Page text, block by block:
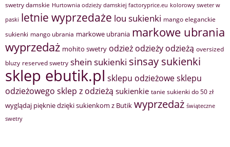
swetry damskie Hurtownia odzieży damskiej factoryprice.eu kolorowy sweter w
paski letnie wyprzedaże lou sukienki mango eleganckie
sukienki mango ubrania markowe ubrania markowe ubrania
wyprzedaż mohito swetry odzież odzieży odzieżą oversized
bluzy reserved swetry shein sukienki sinsay sukienki
sklep ebutik.pl sklepu odzieżowesklepu
odzieżowego sklep z odzieżą sukienkie tanie sukienki do 50 zł
wyglądaj pięknie dzięki sukienkom z Butik wyprzedaż świąteczne
swetry